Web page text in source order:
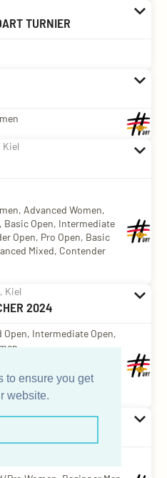
to ensure you get
website.
Advanced Women,
Basic Open, Intermediate
Open, Pro Open, Basic
Mixed, Contender
Intermediate Open,
Mixed, Basic